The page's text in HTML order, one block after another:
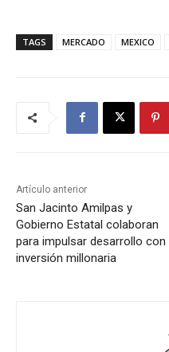
TAGS MERCADO MEXICO
Artículo anterior
San Jacinto Amilpas y
Gobierno Estatal colaboran
para impulsar desarrollo con
inversión millonaria